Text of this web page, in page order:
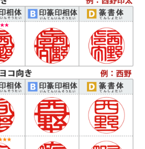
線基調の印影は、気品があり上品な印象で
る西野センスで全体のバランスを整え枠内
ょたい）
銀行印によく使用されます。西野工房で
書体の中でも印篆を使用し作成していま
粛で、格調高い印章としてよく使われま
幣に捺される由緒正しき書体です。彫刻を
字数やバランスによって、書体サンプルと
り「上下左右の余白が広い場合や狭い場